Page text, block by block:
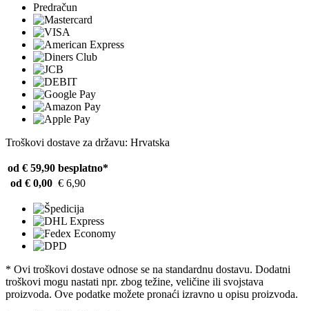
Predračun
Troškovi dostave za državu: Hrvatska
od € 59,90 besplatno*
od € 0,00 € 6,90
* Ovi troškovi dostave odnose se na standardnu ​​dostavu. Dodatni
troškovi mogu nastati npr. zbog težine, veličine ili svojstava
proizvoda. Ove podatke možete pronaći izravno u opisu proizvoda.